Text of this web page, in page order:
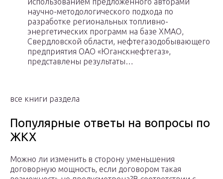
научно-методологического подхода по
разработке региональных топливно-
энергетических программ на базе ХМАО,
Свердловской области, нефтегазодобывающего
предприятия ОАО «Юганскнефтегаз»,
представлены результаты…
все книги раздела
Популярные ответы на вопросы по
ЖКХ
Можно ли изменить в сторону уменьшения
договорную мощность, если договором такая